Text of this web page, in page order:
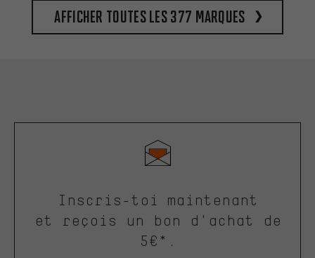
Afficher toutes les 377 marques
Inscris-toi maintenant
et reçois un bon d'achat de
5€*.